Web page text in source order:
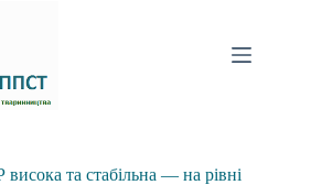
висока та стабільна — на рівні